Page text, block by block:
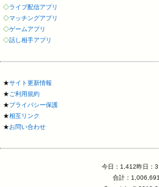
◇ライブ配信アプリ
◇マッチングアプリ
◇ゲームアプリ
◇話し相手アプリ
★サイト更新情報
★ ご利用規約
★プライバシー保護
★相互リンク
★お問い合わせ
今日：1,412昨日：
合計：1,006,691